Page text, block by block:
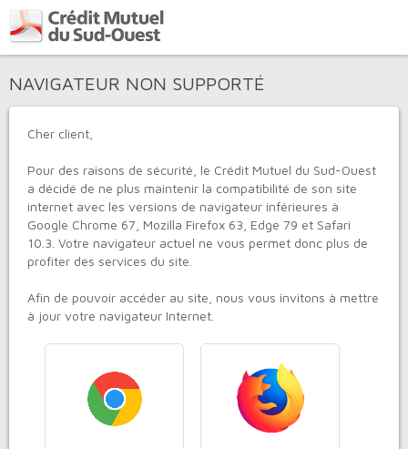
NAVIGATEUR NON SUPPORTÉ
Cher client,
Pour des raisons de sécurité, le Crédit Mutuel du Sud-Ouest
a décidé de ne plus maintenir la compatibilité de son site
internet avec les versions de navigateur inférieures à
Google Chrome 67, Mozilla Firefox 63, Edge 79 et Safari
10.3. Votre navigateur actuel ne vous permet donc plus de
profiter des services du site.
Afin de pouvoir accéder au site, nous vous invitons à mettre
à jour votre navigateur Internet.